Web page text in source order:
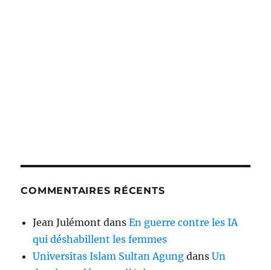
COMMENTAIRES RÉCENTS
Jean Julémont dansEn guerre contre les IA
qui déshabillent les femmes
Universitas Islam Sultan Agung dansUn